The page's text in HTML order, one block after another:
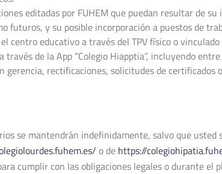
editadas por FUHEM que puedan resultar de su
futuros, y su posible incorporación a puestos de
centro educativo a través del TPV físico o vinculado
de la App “Colegio Hiapptia”, incluyendo
rectificaciones, solicitudes de certificados
se mantendrán indefinidamente, salvo que
o de https://
cumplir con las obligaciones legales o durante el